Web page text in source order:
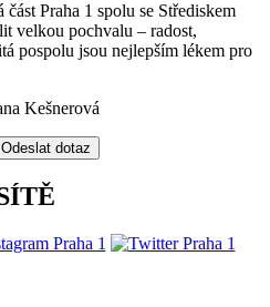
Praha 1 spolu se Střediskem
velkou pochvalu – radost,
pospolu jsou nejlepším lékem pro
Kešnerová
Odeslat dotaz